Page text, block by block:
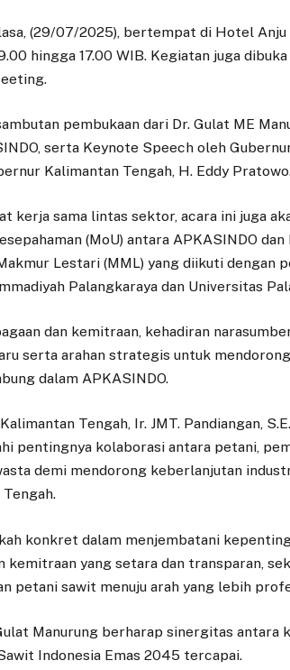
(29/07/2025), bertempat di Hotel Anju
hingga 17.00 WIB. Kegiatan juga
pembukaan dari Dr. Gulat ME
serta Keynote Speech oleh
Kalimantan Tengah, H. Eddy
kerja sama lintas sektor, acara ini juga
(MoU) antara APKASINDO
Lestari (MML) yang diikuti dengan
Palangkaraya dan Universitas
dan kemitraan, kehadiran
serta arahan strategis untuk
dalam APKASINDO.
Tengah, Ir. JMT. Pandiangan,
pentingnya kolaborasi antara petani,
demi mendorong keberlanjutan
konkret dalam menjembatani
kemitraan yang setara dan transparan,
petani sawit menuju arah yang lebih
Manurung berharap sinergitas antara
Indonesia Emas 2045 tercapai.